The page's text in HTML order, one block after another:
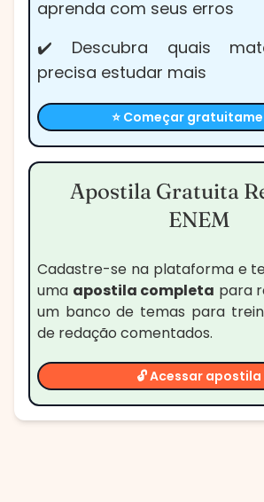
aprenda com seus erros
✔️ Descubra quais
precisa estudar mais
⭐ Começar
Apostila Gratuita
ENEM
Cadastre-se na plataforma e
uma apostila completa para
um banco de temas para
de redação comentados.
🔓 Acessar apostila